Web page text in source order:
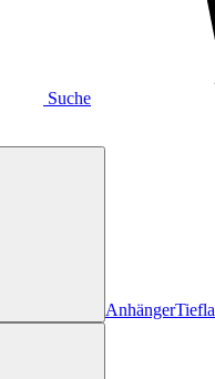
Suche
Anhänger